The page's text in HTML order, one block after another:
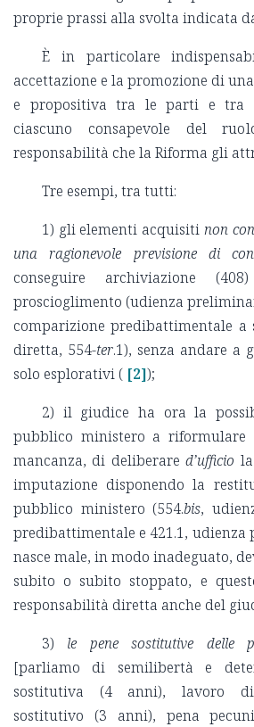
proprie prassi alla svolta indicata
È in particolare
accettazione e la promozione di
e propositiva tra le parti e tra
ciascuno consapevole del
responsabilità che la Riforma gli
Tre esempi, tra tutti:
1) gli elementi acquisiti non
una ragionevole previsione di
conseguire archiviazione
proscioglimento (udienza
comparizione predibattimentale a
diretta, 554-ter.1), senza andare a
solo esplorativi ( [2]);
2) il giudice ha ora la
pubblico ministero a riformulare
mancanza, di deliberared’ufficio
imputazione disponendo la
pubblico ministero (554.bis,
predibattimentale e 421.1, udienza
nasce male, in modo inadeguato,
subito o subito stoppato, e
responsabilità diretta anche del
3) le pene sostitutive delle
[parliamo di semilibertà e
sostitutiva (4 anni), lavoro
sostitutivo (3 anni), pena